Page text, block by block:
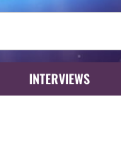
INTERVIEWS